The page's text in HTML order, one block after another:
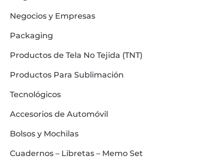
Negocios y Empresas
Packaging
Productos de Tela No Tejida (TNT)
Productos Para Sublimación
Tecnológicos
Accesorios de Automóvil
Bolsos y Mochilas
Cuadernos – Libretas – Memo Set